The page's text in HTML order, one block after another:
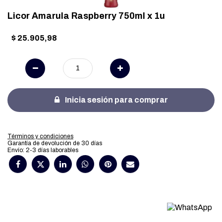
Licor Amarula Raspberry 750ml x 1u
$ 25.905,98
Inicia sesión para comprar
Términos y condiciones
Garantía de devolución de 30 días
Envío: 2-3 días laborables